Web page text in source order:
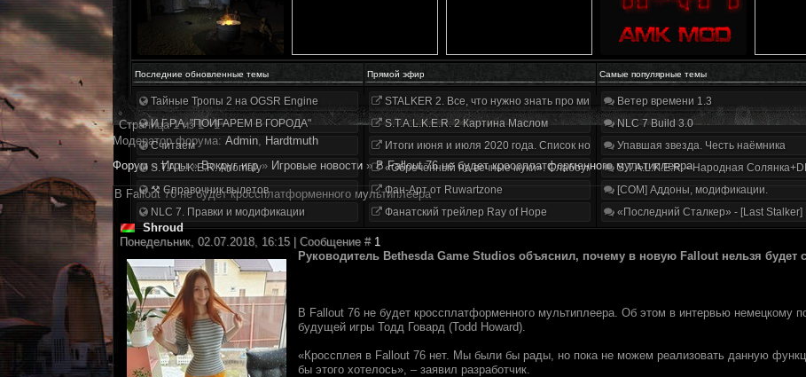
Последние обновленные темы Прямой эфир Самые популярные темы
Тайные Тропы 2 на OGSR Engine
И.Г.Р.А. "ПОИГАРЕМ В ГОРОДА"
Считаем
S.T.A.L.K.E.R. Anomaly
⚒ Справочник вылетов
NLC 7. Правки и модификации
STALKER 2. Все, что нужно знать про мир, геймплей и сюжет | Разбор трейлера
S.T.A.L.K.E.R. 2 Картина Маслом
Итоги июня и июля 2020 года. Список нововведений
«Обречённый на вечные муки». Слабоумие и отвага
Фан-Арт от Ruwartzone
Фанатский трейлер Ray of Hope
Ветер времени 1.3
NLC 7 Build 3.0
Упавшая звезда. Честь наёмника
S.T.A.L.K.E.R. - Народная
[COM] Аддоны, модификации.
«Последний Сталкер» - [Last Stalker]
Страница1из1
1
Модератор форума: Аdmin, Hardtmuth
Форум » Игры » Вокруг игр » Игровые новости » В Fallout 76 не будет кроссплатформенного мультиплеера
В Fallout 76 не будет кроссплатформенного мультиплеера
Shroud
Понедельник, 02.07.2018, 16:15 | Сообщение # 1
Руководитель Bethesda Game Studios объяснил, почему в новую Fallout нельзя будет
В Fallout 76 не будет кроссплатформенного мультиплеера. Об этом в интервью немецкому
будущей игры Тодд Говард (Todd Howard).
«Кроссплея в Fallout 76 нет. Мы были бы рады, но пока не можем реализовать данную
бы этого хотелось», – заявил разработчик.